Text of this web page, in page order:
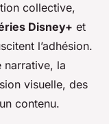
collective,
Disney+ et
l’adhésion.
narrative, la
visuelle, des
contenu.